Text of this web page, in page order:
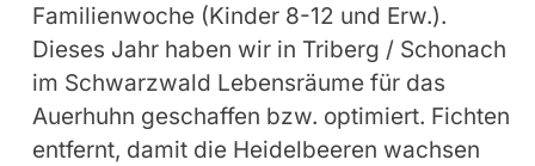
Familienwoche (Kinder 8-12 und Erw.).
Dieses Jahr haben wir in Triberg / Schonach
im Schwarzwald Lebensräume für das
Auerhuhn geschaffen bzw. optimiert. Fichten
entfernt, damit die Heidelbeeren wachsen